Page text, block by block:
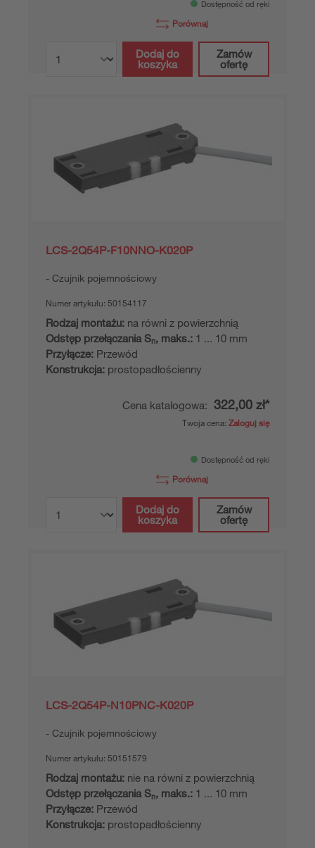
Dostępność od ręki
Porównaj
Dodaj do
koszyka
Zamów
ofertę
LCS-2Q54P-F10NNO-K020P
Czujnik pojemnościowy
Numer artykułu: 50154117
Rodzaj montażu: na równi z powierzchnią
Odstęp przełączania Sn , maks.: 1 ... 10 mm
Przyłącze: Przewód
Konstrukcja: prostopadłościenny
Cena katalogowa: 322,00 zł*
Twoja cena: Zaloguj się
Dostępność od ręki
Porównaj
Dodaj do
koszyka
Zamów
ofertę
LCS-2Q54P-N10PNC-K020P
Czujnik pojemnościowy
Numer artykułu: 50151579
Rodzaj montażu: nie na równi z powierzchnią
Odstęp przełączania Sn, maks.: 1 ... 10 mm
Przyłącze: Przewód
Konstrukcja: prostopadłościenny